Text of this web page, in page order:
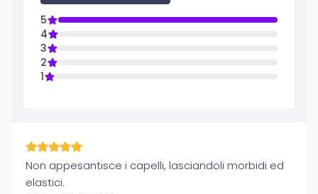
5
4
3
2
1
Non appesantisce i capelli, lasciandoli morbidi ed
elastici.